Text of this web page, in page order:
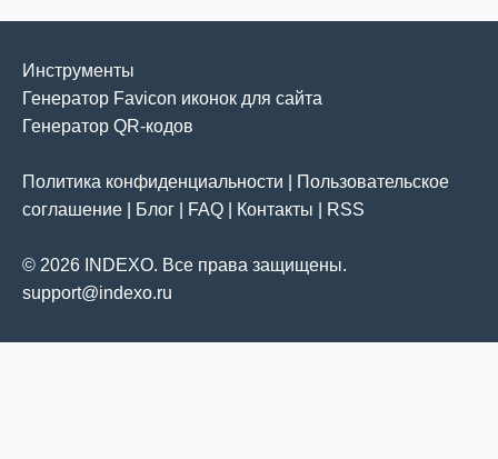
Инструменты
Генератор Favicon иконок для сайта
Генератор QR-кодов
Политика конфиденциальности
Пользовательское
соглашение
Блог FAQ Контакты RSS
© 2026 INDEXO. Все права защищены.
support@indexo.ru